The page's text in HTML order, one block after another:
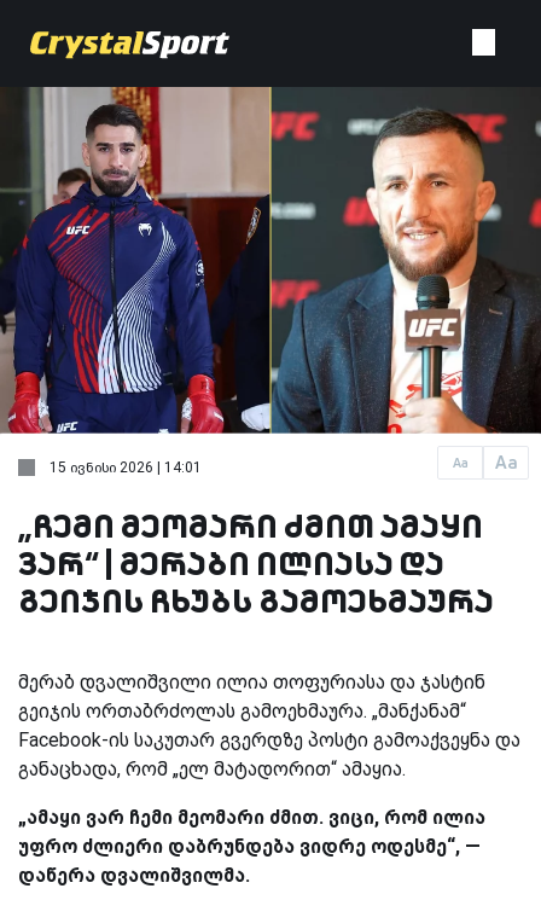
Aa Aa
15 ივნისი 2026 | 14:01
„ჩემი მეომარი ძმით ამაყი
ვარ“ | მერაბი ილიასა და
გეიჯის ჩხუბს გამოეხმაურა
მერაბ დვალიშვილი ილია თოფურიასა და ჯასტინ
გეიჯის ორთაბრძოლას გამოეხმაურა. „მანქანამ“
Facebook-ის საკუთარ გვერდზე პოსტი გამოაქვეყნა და
განაცხადა, რომ „ელ მატადორით“ ამაყია.
„ამაყი ვარ ჩემი მეომარი ძმით. ვიცი, რომ ილია
უფრო ძლიერი დაბრუნდება ვიდრე ოდესმე“, —
დაწერა დვალიშვილმა.